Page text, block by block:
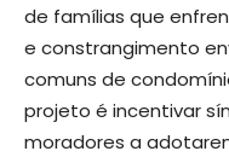
de famílias que
e constrangimento
comuns de
projeto é incentivar
moradores a